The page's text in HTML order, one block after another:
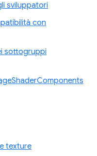
sviluppatori
con
sottogruppi
texture